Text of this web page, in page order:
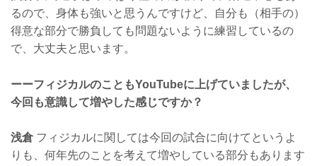
るので、身体も強いと思うんですけど、自分も（相手の）
得意な部分で勝負しても問題ないように練習しているの
で、大丈夫と思います。
ーーフィジカルのこともYouTubeに上げていましたが、
今回も意識して増やした感じですか？
浅倉フィジカルに関しては今回の試合に向けてというよ
りも、何年先のことを考えて増やしている部分もあります